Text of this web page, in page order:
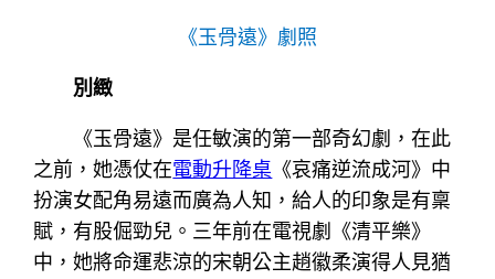
《玉骨遠》劇照
別緻
《玉骨遠》是任敏演的第一部奇幻劇，在此
之前，她憑仗在電動升降桌 《哀痛逆流成河》中
扮演女配角易遠而廣為人知，給人的印象是有稟
賦，有股倔勁兒。三年前在電視劇《清平樂》
中，她將命運悲涼的宋朝公主趙徽柔演得人見猶